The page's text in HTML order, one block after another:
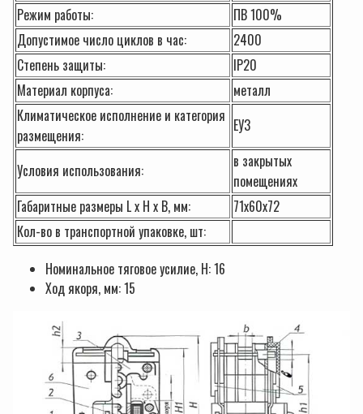
Режим работы:
ПВ 100%
Допустимое число циклов в час:
2400
Степень защиты:
IP20
Материал корпуса:
металл
Климатическое исполнение и категория
размещения:
ЕУ3
Условия использования:
в закрытых
помещениях
Габаритные размеры L x H x B, мм:
71х60х72
Кол-во в транспортной упаковке, шт:
Номинальное тяговое усилие, Н: 16
Ход якоря, мм: 15